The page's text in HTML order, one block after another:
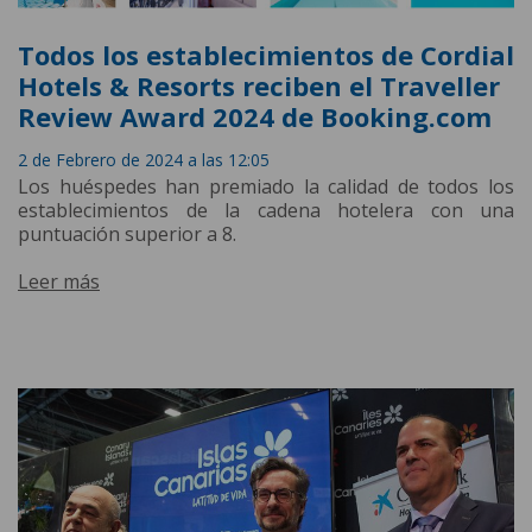
Todos los establecimientos de Cordial
Hotels & Resorts reciben el Traveller
Review Award 2024 de Booking.com
2 de Febrero de 2024 a las 12:05
Los huéspedes han premiado la calidad de todos los
establecimientos de la cadena hotelera con una
puntuación superior a 8.
Leer más